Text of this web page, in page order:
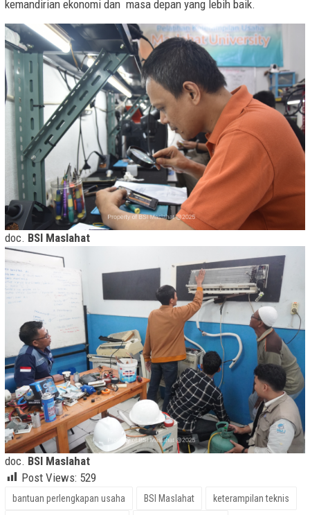
kemandirian ekonomi dan masa depan yang lebih baik.
doc. BSI Maslahat
doc. BSI Maslahat
Post Views: 529
bantuan perlengkapan usaha BSI Maslahat keterampilan teknis